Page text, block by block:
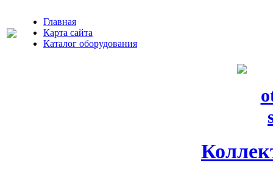
Главная
Карта сайта
Каталог оборудования